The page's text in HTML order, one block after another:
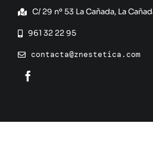
C/ 29 nº 53 La Cañada, La
961 32 22 95
contacta@znestetica.com